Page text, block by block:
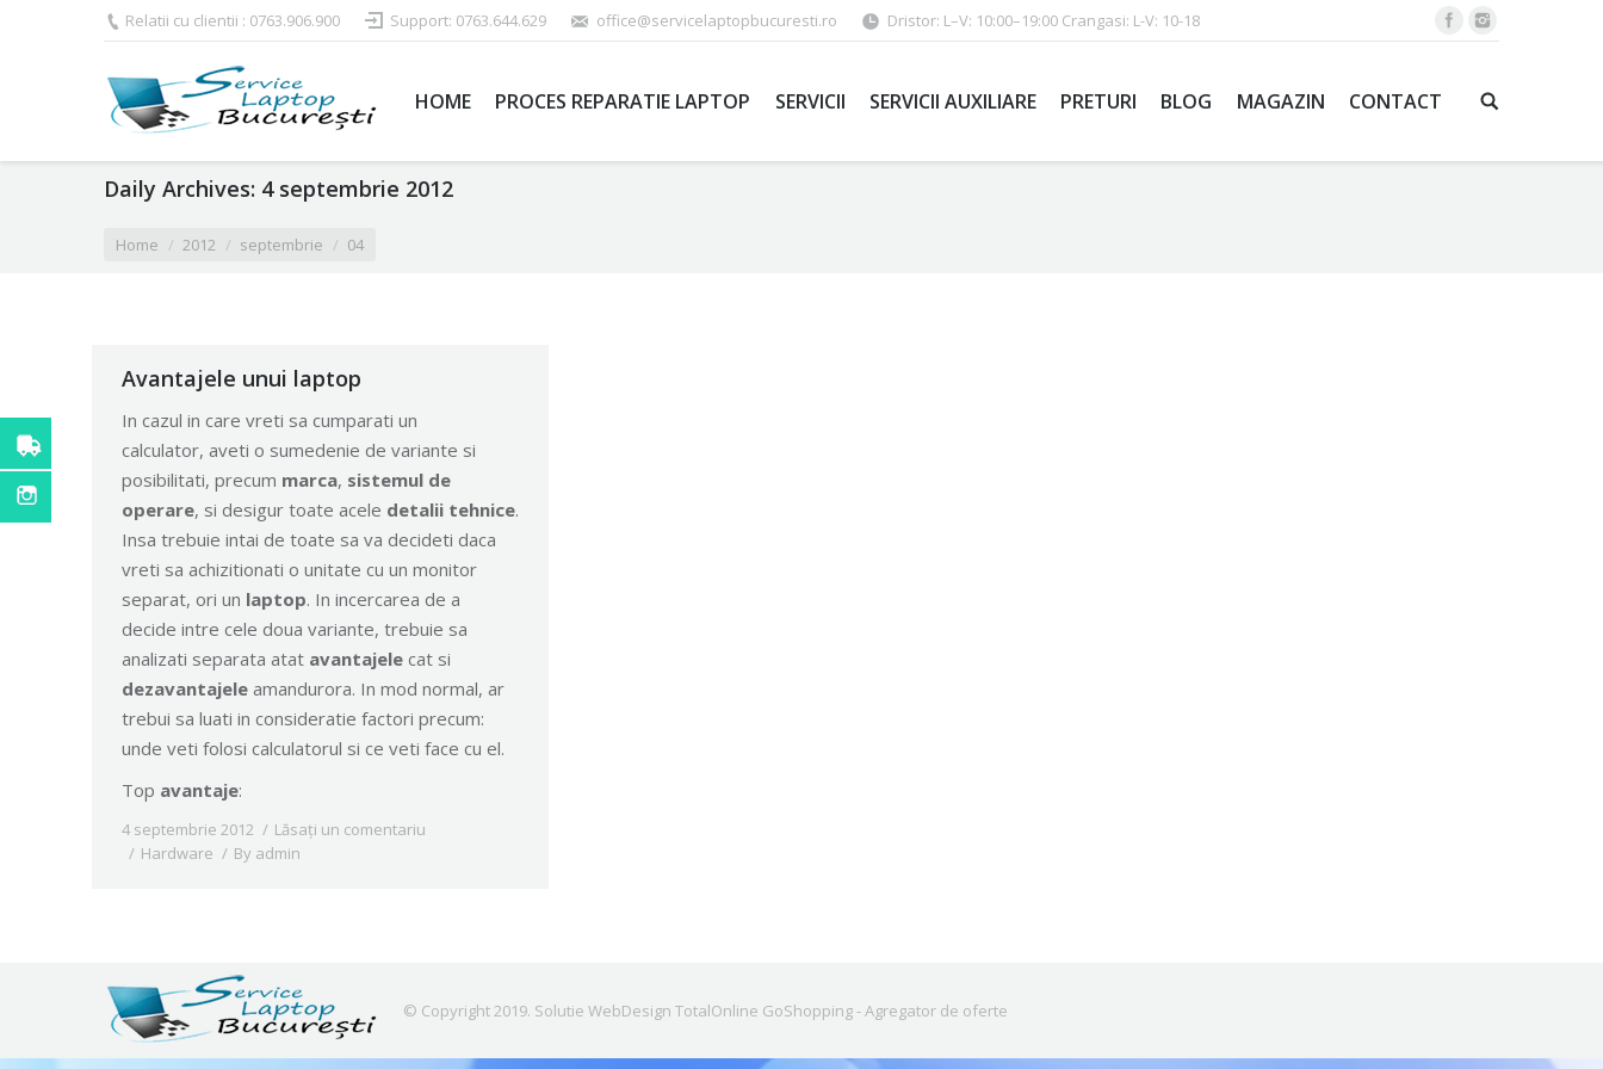
Relatii cu clientii : 0763.906.900 Support: 0763.644.629 office@servicelaptopbucuresti.ro Dristor: L–V: 10:00–19:00 Crangasi: L-V: 10-18
HOME PROCES REPARATIE LAPTOP SERVICII SERVICII AUXILIARE PRETURI BLOG MAGAZIN CONTACT
Daily Archives: 4 septembrie 2012
Home 2012 septembrie 04
Avantajele unui laptop
In cazul in care vreti sa cumparati un
calculator, aveti o sumedenie de variante si
posibilitati, precum marca, sistemul de
operare, si desigur toate acele detalii tehnice.
Insa trebuie intai de toate sa va decideti daca
vreti sa achizitionati o unitate cu un monitor
separat, ori un laptop. In incercarea de a
decide intre cele doua variante, trebuie sa
analizati separata atat avantajele cat si
dezavantajele amandurora. In mod normal, ar
trebui sa luati in consideratie factori precum:
unde veti folosi calculatorul si ce veti face cu el.
Top avantaje:
4 septembrie 2012
Lăsați un comentariu
Hardware
By admin
© Copyright 2019. Solutie WebDesign TotalOnline GoShopping - Agregator de oferte